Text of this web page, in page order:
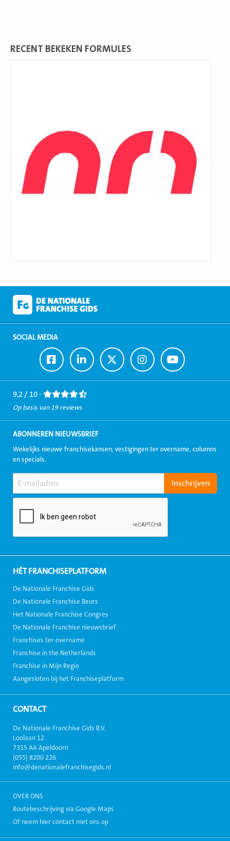
RECENT BEKEKEN FORMULES
SOCIAL MEDIA
Ga
naar
Facebook
Ga
naar
LinkedIn
Ga
naar
Twitter
Ga
naar
Instagram
Ga
naar
Youtube
9,2 / 10 -
Op basis van 19 reviews
ABONNEREN NIEUWSBRIEF
Wekelijks nieuwe franchisekansen, vestigingen ter overname, columns
en specials.
HÉT FRANCHISEPLATFORM
De Nationale Franchise Gids
De Nationale Franchise Beurs
Het Nationale Franchise Congres
De Nationale Franchise nieuwsbrief
Franchises ter overname
Franchise in the Netherlands
Franchise in Mijn Regio
Aangesloten bij het Franchiseplatform
CONTACT
De Nationale Franchise Gids B.V.
Loolaan 12
7315 AA Apeldoorn
(055) 8200 226
info@denationalefranchisegids.nl
OVER ONS
Routebeschrijving via Google Maps
Of neem hier contact met ons op